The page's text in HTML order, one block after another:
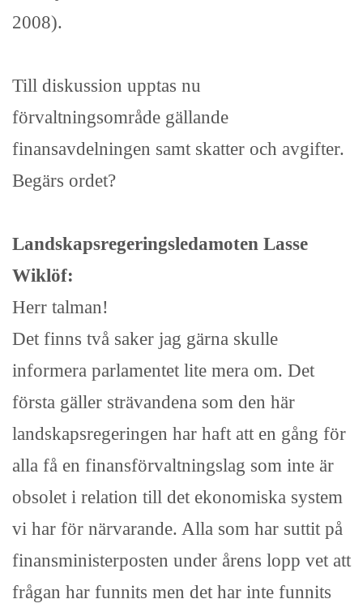
2008).
Till diskussion upptas nu
förvaltningsområde gällande
finansavdelningen samt skatter och avgifter.
Begärs ordet?
Landskapsregeringsledamoten Lasse
Wiklöf:
Herr talman!
Det finns två saker jag gärna skulle
informera parlamentet lite mera om. Det
första gäller strävandena som den här
landskapsregeringen har haft att en gång för
alla få en finansförvaltningslag som inte är
obsolet i relation till det ekonomiska system
vi har för närvarande. Alla som har suttit på
finansministerposten under årens lopp vet att
frågan har funnits men det har inte funnits